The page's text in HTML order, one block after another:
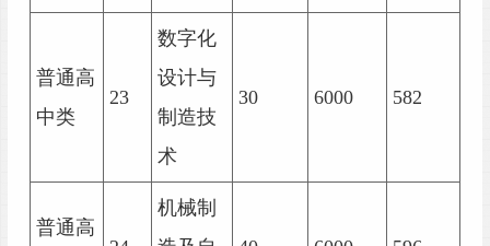
普通高
中类
23
数字化
设计与
制造技
术
30 6000 582
普通高
机械制